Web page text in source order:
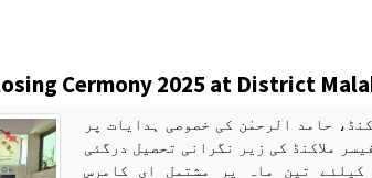
Cermony 2025 at District
حامد الرحمٰن کی خصوصی ہدایات پر
ملاکنڈ کی زیر نگرانی تحصیل درگئی
کیلئے تین ماہ پر مشتمل ای کامرس